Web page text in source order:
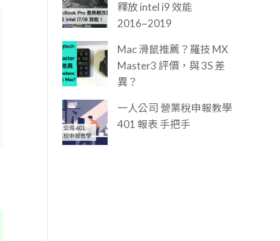
釋放 intel i9 效能
2016~2019
Mac 滑鼠推薦？羅技 MX
Master3 評價，與 3S 差
異？
一人公司 營業稅申報教學
401 報表 手把手